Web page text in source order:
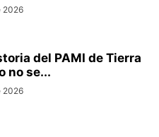
2026
del PAMI de Tierra
no se...
2026